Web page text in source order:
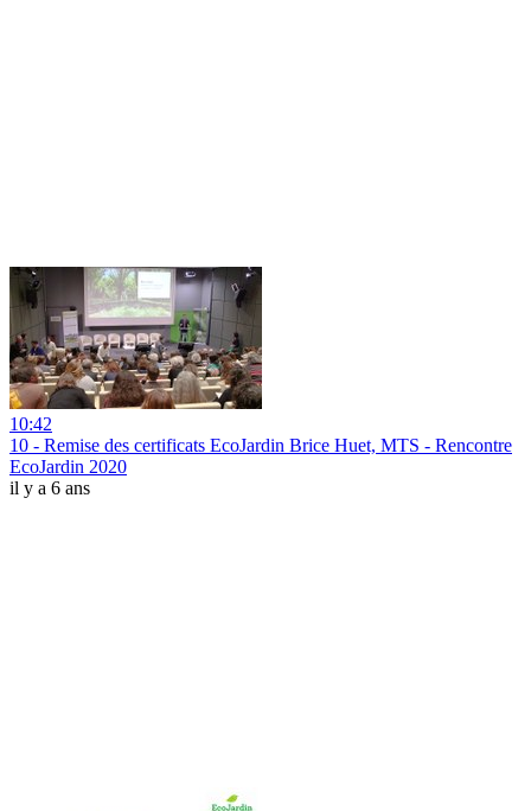
10:42
10 - Remise des certificats EcoJardin Brice Huet, MTS - Rencontre
EcoJardin 2020
il y a 6 ans